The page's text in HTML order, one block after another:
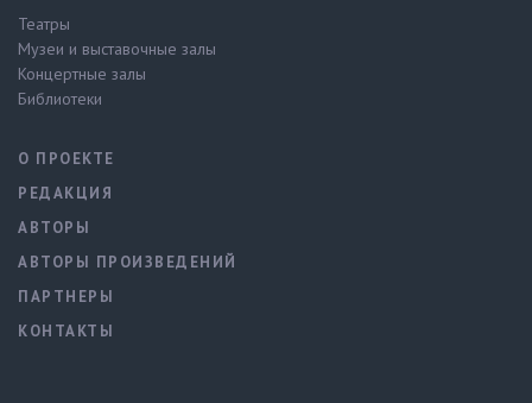
Театры
Музеи и выставочные залы
Концертные залы
Библиотеки
О ПРОЕКТЕ
РЕДАКЦИЯ
АВТОРЫ
АВТОРЫ ПРОИЗВЕДЕНИЙ
ПАРТНЕРЫ
КОНТАКТЫ